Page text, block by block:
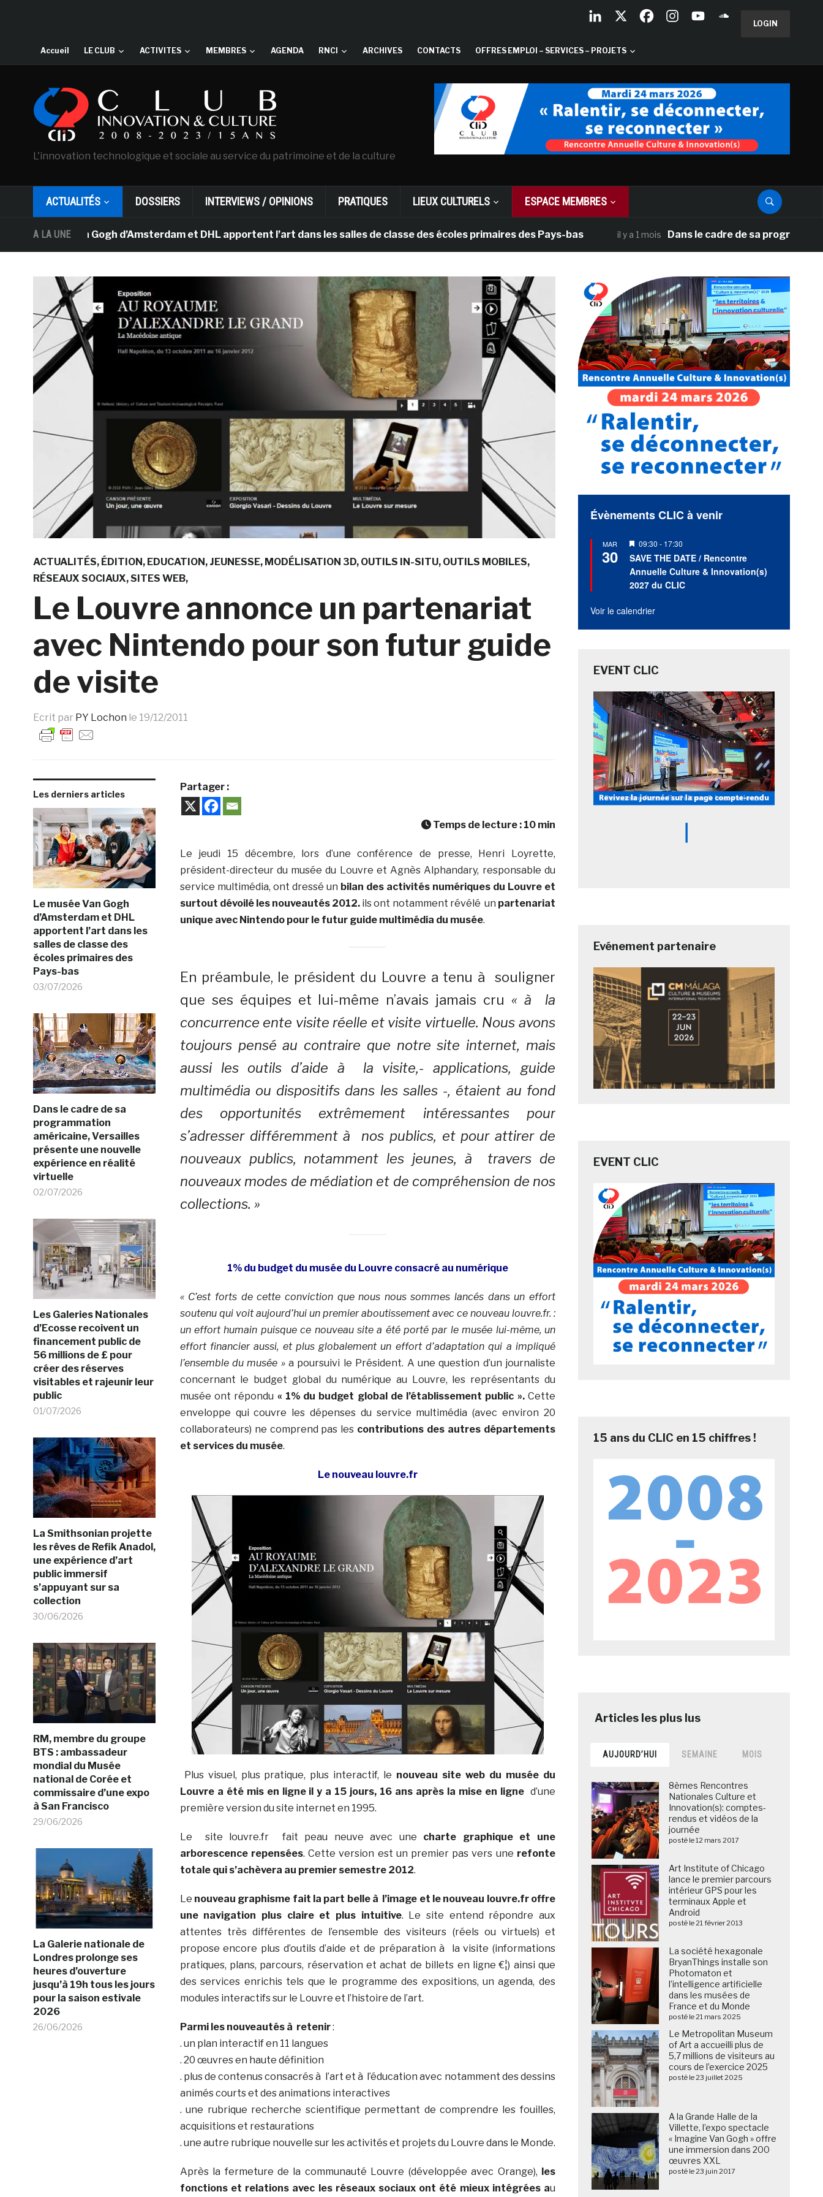
LOGIN
Accueil LE CLUB ACTIVITES MEMBRES AGENDA RNCI ARCHIVES CONTACTS OFFRES EMPLOI – SERVICES – PROJETS
L'innovation technologique et sociale au service du patrimoine et de la culture
ACTUALITÉS DOSSIERS INTERVIEWS / OPINIONS PRATIQUES LIEUX CULTURELS ESPACE MEMBRES
A LA UNE
Van Gogh d’Amsterdam et DHL apportent l’art dans les salles de classe des écoles primaires des Pays-bas il y a 1 mois Dans le cadre de sa programmation
ACTUALITÉS ÉDITION EDUCATION JEUNESSE MODÉLISATION 3D OUTILS IN-SITU OUTILS MOBILES
RÉSEAUX SOCIAUX SITES WEB
Le Louvre annonce un partenariat
avec Nintendo pour son futur guide
de visite
Ecrit par PY Lochon le 19/12/2011
Les derniers articles
Le musée Van Gogh
d’Amsterdam et DHL
apportent l’art dans les
salles de classe des
écoles primaires des
Pays-bas
03/07/2026
Dans le cadre de sa
programmation
américaine, Versailles
présente une nouvelle
expérience en réalité
virtuelle
02/07/2026
Les Galeries Nationales
d’Ecosse recoivent un
financement public de
56 millions de £ pour
créer des réserves
visitables et rajeunir leur
public
01/07/2026
La Smithsonian projette
les rêves de Refik Anadol,
une expérience d’art
public immersif
s’appuyant sur sa
collection
30/06/2026
RM, membre du groupe
BTS : ambassadeur
mondial du Musée
national de Corée et
commissaire d’une expo
à San Francisco
29/06/2026
La Galerie nationale de
Londres prolonge ses
heures d’ouverture
jusqu’à 19h tous les jours
pour la saison estivale
2026
26/06/2026
Partager :
Temps de lecture : 10 min
Le jeudi 15 décembre, lors d’une conférence de presse, Henri Loyrette,
président-directeur du musée du Louvre et Agnès Alphandary, responsable du
service multimédia, ont dressé un bilan des activités numériques du Louvre et
surtout dévoilé les nouveautés 2012. ils ont notamment révélé un partenariat
unique avec Nintendo pour le futur guide multimédia du musée.
En préambule, le président du Louvre a tenu à souligner
que ses équipes et lui-même n’avais jamais cru « à la
concurrence ente visite réelle et visite virtuelle. Nous avons
toujours pensé au contraire que notre site internet, mais
aussi les outils d’aide à la visite,- applications, guide
multimédia ou dispositifs dans les salles -, étaient au fond
des opportunités extrêmement intéressantes pour
s’adresser différemment à nos publics, et pour attirer de
nouveaux publics, notamment les jeunes, à travers de
nouveaux modes de médiation et de compréhension de nos
collections. »
1% du budget du musée du Louvre consacré au numérique
« C’est forts de cette conviction que nous nous sommes lancés dans un effort
soutenu qui voit aujourd’hui un premier aboutissement avec ce nouveau louvre.fr. :
un effort humain puisque ce nouveau site a été porté par le musée lui-même, un
effort financier aussi, et plus globalement un effort d’adaptation qui a impliqué
l’ensemble du musée »a poursuivi le Président. A une question d’un journaliste
concernant le budget global du numérique au Louvre, les représentants du
musée ont répondu « 1% du budget global de l’établissement public ».Cette
enveloppe qui couvre les dépenses du service multimédia (avec environ 20
collaborateurs) ne comprend pas les contributions des autres départements
et services du musée.
Le nouveau louvre.fr
Plus visuel, plus pratique, plus interactif, le nouveau site web du musée du
Louvre a été mis en ligne il y a 15 jours, 16 ans après la mise en ligne d’une
première version du site internet en 1995.
Le site louvre.fr fait peau neuve avec une charte graphique et une
arborescence repensées. Cette version est un premier pas vers une refonte
totale qui s’achèvera au premier semestre 2012.
Le nouveau graphisme fait la part belle à l’image et le nouveau louvre.fr offre
une navigation plus claire et plus intuitive. Le site entend répondre aux
attentes très différentes de l’ensemble des visiteurs (réels ou virtuels) et
propose encore plus d’outils d’aide et de préparation à la visite (informations
pratiques, plans, parcours, réservation et achat de billets en ligne €¦) ainsi que
des services enrichis tels que le programme des expositions, un agenda, des
modules interactifs sur le Louvre et l’histoire de l’art.
Parmi les nouveautés à retenir:
. un plan interactif en 11 langues
. 20 œuvres en haute définition
. plus de contenus consacrés à l’art et à l’éducation avec notamment des dessins
animés courts et des animations interactives
. une rubrique recherche scientifique permettant de comprendre les fouilles,
acquisitions et restaurations
. une autre rubrique nouvelle sur les activités et projets du Louvre dans le Monde.
Après la fermeture de la communauté Louvre (développée avec Orange), les
fonctions et relations avec les réseaux sociaux ont été mieux intégrées au
Évènements CLIC à venir
MAR
30
Mis
en
avant
09:30 - 17:30
SAVE THE DATE / Rencontre
Annuelle Culture & Innovation(s)
2027 du CLIC
Voir le calendrier
EVENT CLIC
Evénement partenaire
EVENT CLIC
15 ans du CLIC en 15 chiffres !
AUJOURD’HUI SEMAINE MOIS
8èmes Rencontres
Nationales Culture et
Innovation(s): comptes-
rendus et vidéos de la
journée
posté le 12 mars 2017
Art Institute of Chicago
lance le premier parcours
intérieur GPS pour les
terminaux Apple et
Android
posté le 21 février 2013
La société hexagonale
BryanThings installe son
Photomaton et
l’intelligence artificielle
dans les musées de
France et du Monde
posté le 21 mars 2025
Le Metropolitan Museum
of Art a accueilli plus de
5,7 millions de visiteurs au
cours de l’exercice 2025
posté le 23 juillet 2025
A la Grande Halle de la
Villette, l’expo spectacle
« Imagine Van Gogh » offre
une immersion dans 200
œuvres XXL
posté le 23 juin 2017